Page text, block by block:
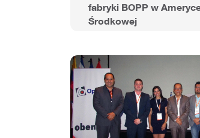
fabryki BOPP w
Środkowej